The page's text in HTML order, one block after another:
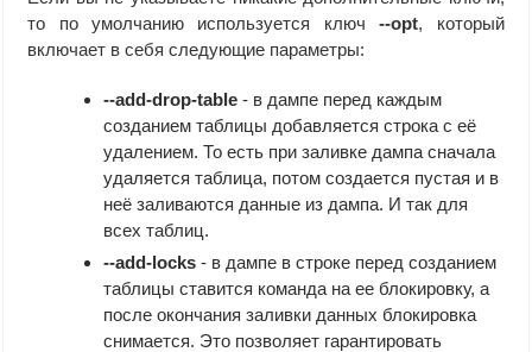
то по умолчанию используется ключ--opt, который
включает в себя следующие параметры:
--add-drop-table- в дампе перед каждым
созданием таблицы добавляется строка с её
удалением. То есть при заливке дампа сначала
удаляется таблица, потом создается пустая и в
неё заливаются данные из дампа. И так для
всех таблиц.
--add-locks- в дампе в строке перед созданием
таблицы ставится команда на ее блокировку, а
после окончания заливки данных блокировка
снимается. Это позволяет гарантировать